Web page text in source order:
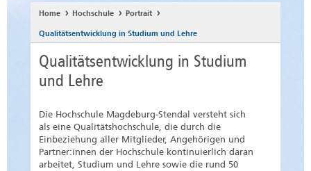
Alumni
Unternehmen und Institutionen
Studierende
Beschäftigte
International
Home Hochschule Portrait
Qualitätsentwicklung in Studium und Lehre
Qualitätsentwicklung in Studium
und Lehre
Die Hochschule Magdeburg-Stendal versteht sich
als eine Qualitätshochschule, die durch die
Einbeziehung aller Mitglieder, Angehörigen und
Partner:innen der Hochschule kontinuierlich daran
arbeitet, Studium und Lehre sowie die rund 50